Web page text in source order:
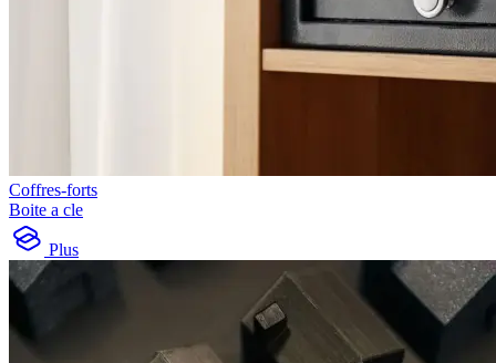
Coffres-forts
Boite a cle
Plus